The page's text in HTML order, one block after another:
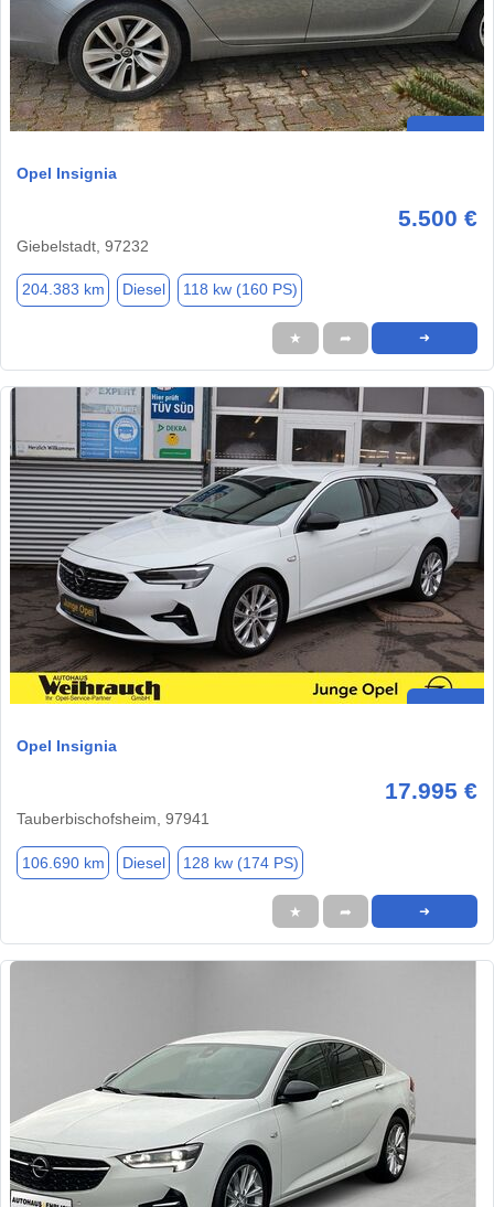
Opel Insignia
5.500 €
Giebelstadt, 97232
204.383 km Diesel 118 kw (160 PS)
★ ➦ ➜
Opel Insignia
17.995 €
Tauberbischofsheim, 97941
106.690 km Diesel 128 kw (174 PS)
★ ➦ ➜